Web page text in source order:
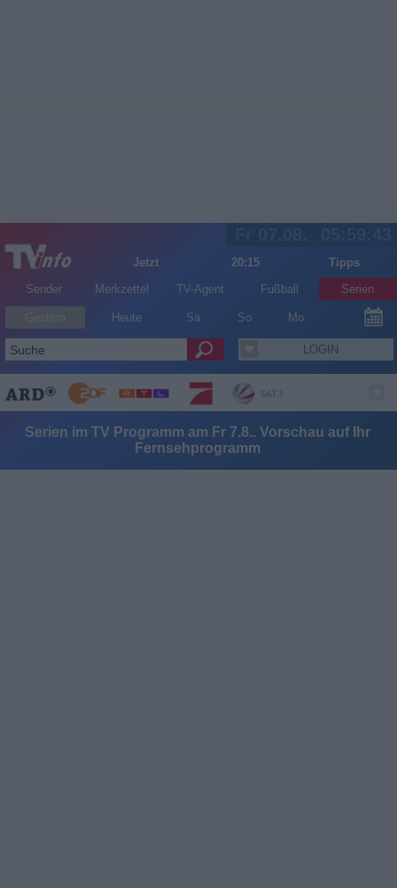
Jetzt 20:15
Tipps
Sender
Merkzettel TV-Agent Fußball Serien
Heute Sa So Mo
LOGIN
Serien im TV Programm am Fr 7.8.. Vorschau auf Ihr
Fernsehprogramm